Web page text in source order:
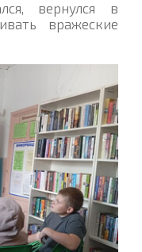
вернулся в
вражеские